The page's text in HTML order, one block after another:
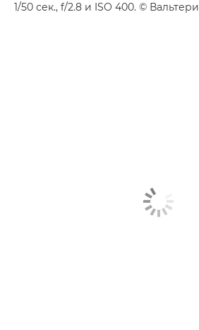
1/50 сек., f/2.8 и ISO 400. ©